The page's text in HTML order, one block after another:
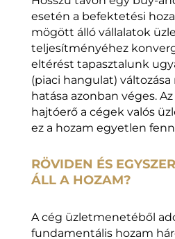
esetén a befektetési
mögött álló vállalatok
teljesítményéhez
eltérést tapasztalunk
(piaci hangulat)
hatása azonban véges.
hajtóerő a cégek valós
ez a hozam egyetlen
RÖVIDEN ÉS
ÁLL A HOZAM?
A cég üzletmenetéből
fundamentális hozam